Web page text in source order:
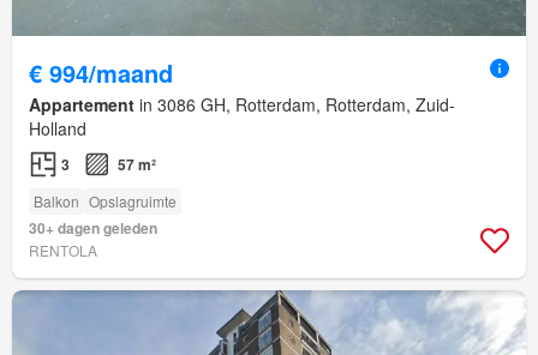
€ 994/maand
Appartement in 3086 GH, Rotterdam, Rotterdam, Zuid-
Holland
3 57 m²
Balkon Opslagruimte
30+ dagen geleden
RENTOLA